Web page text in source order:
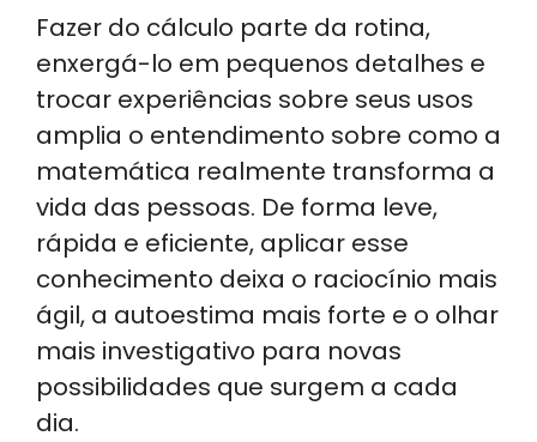
Fazer do cálculo parte da rotina,
enxergá-lo em pequenos detalhes e
trocar experiências sobre seus usos
amplia o entendimento sobre como a
matemática realmente transforma a
vida das pessoas. De forma leve,
rápida e eficiente, aplicar esse
conhecimento deixa o raciocínio mais
ágil, a autoestima mais forte e o olhar
mais investigativo para novas
possibilidades que surgem a cada
dia.